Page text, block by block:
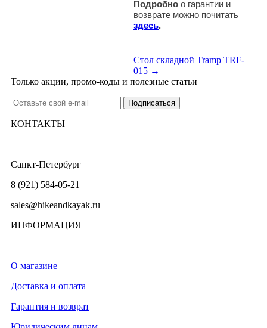
Подробно о гарантии и
возврате можно почитать
здесь.
Стол складной Tramp TRF-
015 →
Только акции, промо-коды и полезные статьи
КОНТАКТЫ
Санкт-Петербург
8 (921) 584-05-21
sales@hikeandkayak.ru
ИНФОРМАЦИЯ
О магазине
Доставка и оплата
Гарантия и возврат